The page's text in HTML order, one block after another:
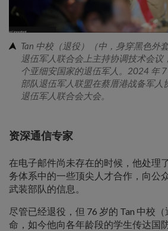
Tan 中校（退役）（中，身穿黑色外
退伍军人联合会上主持协调技术会议
个亚细安国家的退伍军人。2024 年
部队退伍军人联盟在蔡厝港战备军人
退伍军人联合会大会。
资深通信专家
在电子邮件尚未存在的时候，他处理
务体系中的一些顶尖人才合作，向公
武装部队的信息。
尽管已经退役，但 76 岁的 Tan 中校
命，如今他向各年龄段的学生传达国防